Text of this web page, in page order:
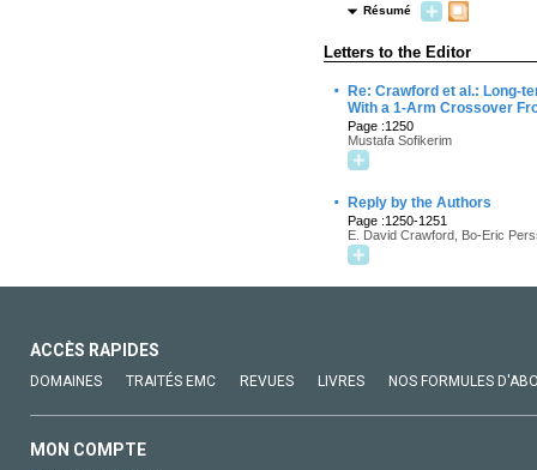
Résumé
Letters to the Editor
·
Re: Crawford et al.: Long-
With a 1-Arm Crossover
Page :1250
Mustafa Sofikerim
· Reply by the Authors
Page :1250-1251
E. David Crawford, Bo-Eric
ACCÈS RAPIDES
DOMAINES TRAITÉS EMC REVUES LIVRES NOS FORMULES
MON COMPTE